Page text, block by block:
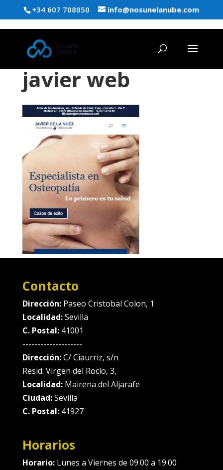
+34 607 708050 info@nosunelanube.com
javier web
Contacto
Dirección: Paseo Cristobal Colon, 1
Localidad:Sevilla
C. Postal:41001
--------------------
Dirección:C/ Ciaurriz, s/n
Resid. Virgen del Rocío, 3,
Localidad:Mairena del Aljarafe
Ciudad:Sevilla
C. Postal:41927
Horarios
Horario:Lunes a Viernes de 09.00 a 19:00